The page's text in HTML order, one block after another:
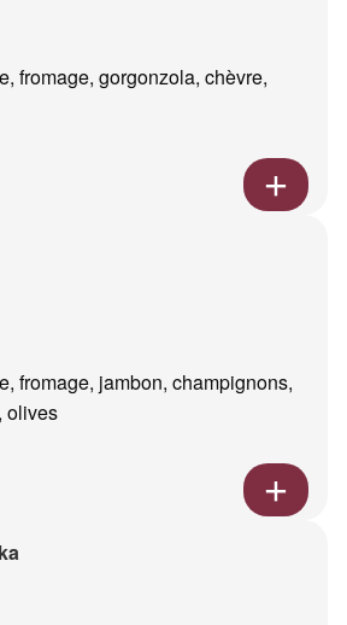
fromage, gorgonzola, chèvre,
fromage, jambon, champignons,
olives